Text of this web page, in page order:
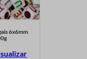
6x6mm